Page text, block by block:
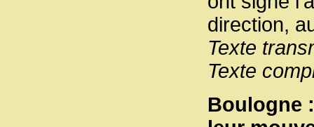
direction,
Texte
Texte
Boulogne